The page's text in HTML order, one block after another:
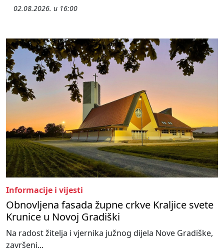
02.08.2026. u 16:00
Informacije i vijesti
Obnovljena fasada župne crkve Kraljice svete
Krunice u Novoj Gradiški
Na radost žitelja i vjernika južnog dijela Nove Gradiške,
završeni...